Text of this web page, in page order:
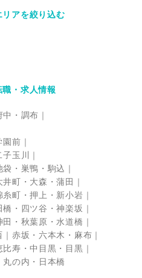
アを絞り込む
・求人情報
中・調布
園前
子玉川
袋・巣鴨・駒込
井町・大森・蒲田
糸町・押上・新小岩
橋・四ツ谷・神楽坂
田・秋葉原・水道橋
赤坂・六本木・麻布
比寿・中目黒・目黒
丸の内・日本橋